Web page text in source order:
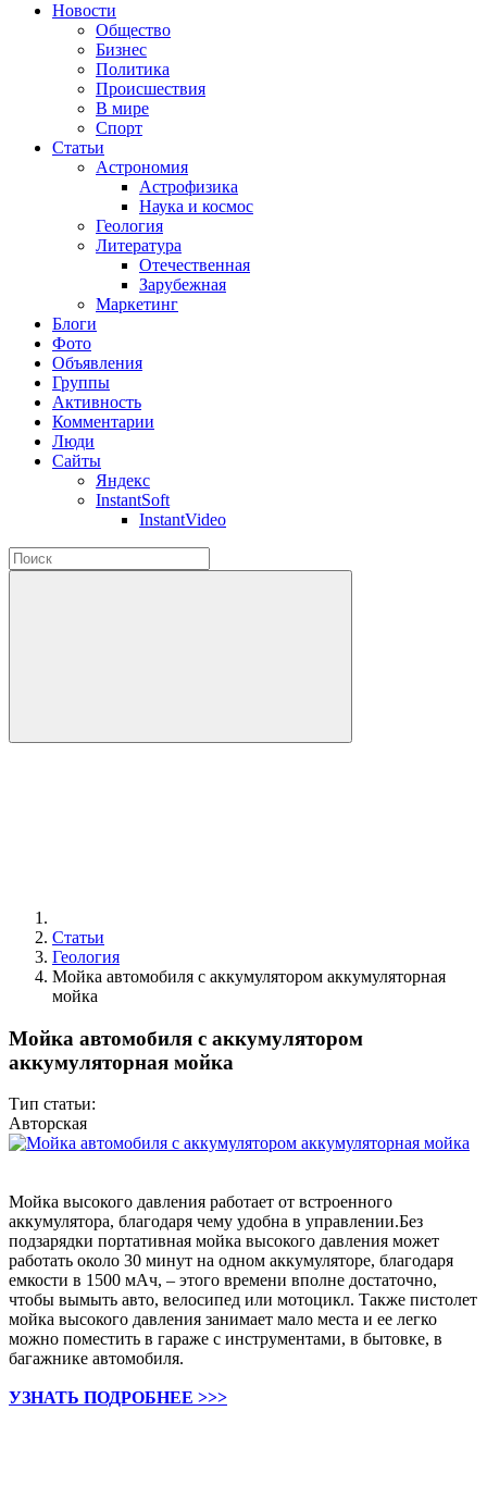
Новости
Общество
Бизнес
Политика
Происшествия
В мире
Спорт
Статьи
Астрономия
Астрофизика
Наука и космос
Геология
Литература
Отечественная
Зарубежная
Маркетинг
Блоги
Фото
Объявления
Группы
Активность
Комментарии
Люди
Сайты
Яндекс
InstantSoft
InstantVideo
Статьи
Геология
Мойка автомобиля с аккумулятором аккумуляторная
мойка
Мойка автомобиля с аккумулятором
аккумуляторная мойка
Тип статьи:
Авторская
Мойка высокого давления работает от встроенного
аккумулятора, благодаря чему удобна в управлении.Без
подзарядки портативная мойка высокого давления может
работать около 30 минут на одном аккумуляторе, благодаря
емкости в 1500 мАч, – этого времени вполне достаточно,
чтобы вымыть авто, велосипед или мотоцикл. Также пистолет
мойка высокого давления занимает мало места и ее легко
можно поместить в гараже с инструментами, в бытовке, в
багажнике автомобиля.
УЗНАТЬ ПОДРОБНЕЕ >>>